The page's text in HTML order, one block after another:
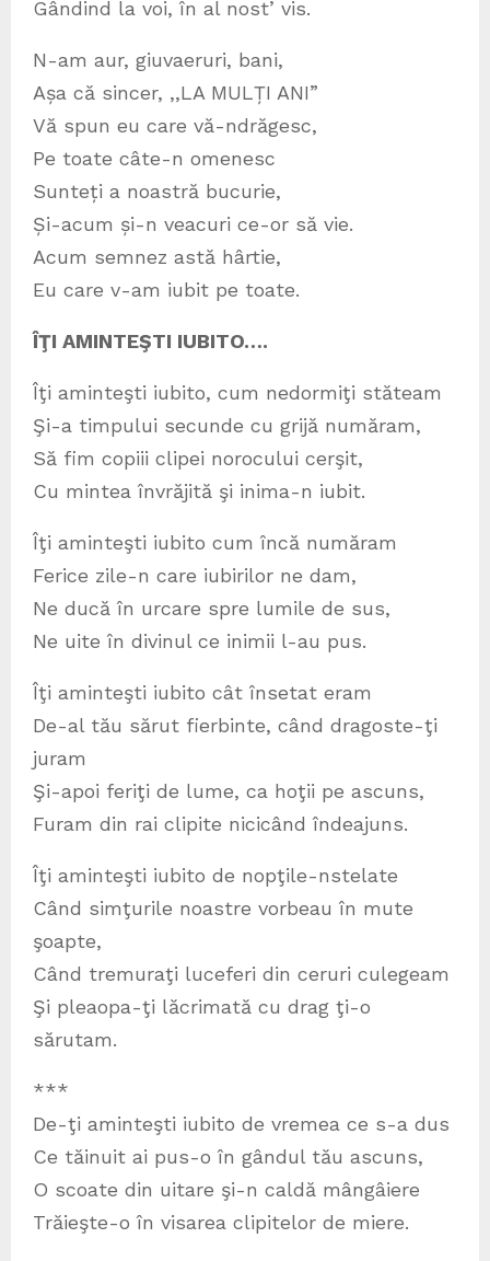
Gândind la voi, în al nost’ vis.
N-am aur, giuvaeruri, bani,
Așa că sincer, ,,LA MULȚI ANI”
Vă spun eu care vă-ndrăgesc,
Pe toate câte-n omenesc
Sunteți a noastră bucurie,
Și-acum și-n veacuri ce-or să vie.
Acum semnez astă hârtie,
Eu care v-am iubit pe toate.
ÎŢI AMINTEŞTI IUBITO….
Îţi aminteşti iubito, cum nedormiţi stăteam
Şi-a timpului secunde cu grijă număram,
Să fim copiii clipei norocului cerşit,
Cu mintea învrăjită şi inima-n iubit.
Îţi aminteşti iubito cum încă număram
Ferice zile-n care iubirilor ne dam,
Ne ducă în urcare spre lumile de sus,
Ne uite în divinul ce inimii l-au pus.
Îţi aminteşti iubito cât însetat eram
De-al tău sărut fierbinte, când dragoste-ţi
juram
Şi-apoi feriţi de lume, ca hoţii pe ascuns,
Furam din rai clipite nicicând îndeajuns.
Îţi aminteşti iubito de nopţile-nstelate
Când simţurile noastre vorbeau în mute
şoapte,
Când tremuraţi luceferi din ceruri culegeam
Şi pleaopa-ţi lăcrimată cu drag ţi-o
sărutam.
***
De-ţi aminteşti iubito de vremea ce s-a dus
Ce tăinuit ai pus-o în gândul tău ascuns,
O scoate din uitare şi-n caldă mângâiere
Trăieşte-o în visarea clipitelor de miere.